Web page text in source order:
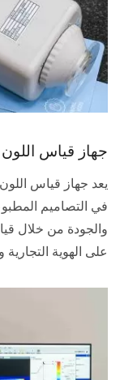
جهاز قياس اللون
يعد جهاز قياس
في التصاميم
والجودة من خلال
على الهوية التجارية